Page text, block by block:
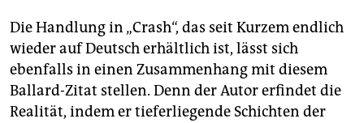
Die Handlung in „Crash“, das seit Kurzem endlich
wieder auf Deutsch erhältlich ist, lässt sich
ebenfalls in einen Zusammenhang mit diesem
Ballard-Zitat stellen. Denn der Autor erfindet die
Realität, indem er tieferliegende Schichten der